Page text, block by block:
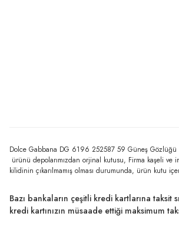
Dolce Gabbana DG 6196 252587 59 Güneş Gözlüğü
ürünü depolarımızdan orjinal kutusu, Firma kaşeli
kilidinin çıkarılmamış olması durumunda, ürün kutu
Bazı bankaların çeşitli kredi kartlarına taksit
kredi kartınızın müsaade ettiği maksimum